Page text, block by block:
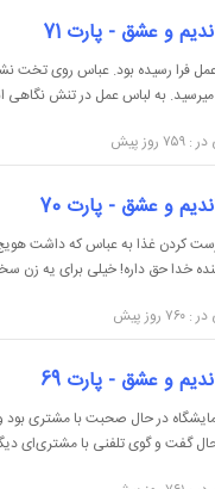
بود. به آرامی طوری که
طرف در خانه رفت که ناگهان
شد:
که بیشتر از سی سال به
زن جواب داد و گفت:
به زیر بود، گفت:
و عشق - پارت 71
روز عمل فرا رسیده بود. عباس روی تخت
به لباس عمل در تنش نگاهی
می‌‌داد: ـ وقتی خوب شدی می‌‌ریم
و زودم می‌‌ریم سر زندگ...
پیش
و عشق - پارت 70
کردن غذا به عباس که داشت
خدا حق داره! خیلی برای یه زن
دنبال حرفش برگشت و شعله زیر
بخش او نگاه کرد. موهایش را ...
پیش
و عشق - پارت 69
در حال صحبت با مشتری
گفت و گوی تلفنی با مشتری‌‌ای